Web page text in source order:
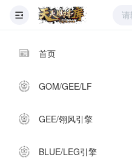
首页
GOM/GEE/LF
GEE/翎风引擎
BLUE/LEG引擎
Q920992345